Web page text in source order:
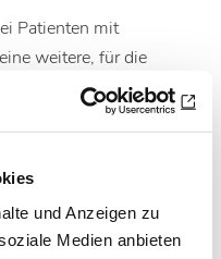
und Anzeigen zu
Medien anbieten
Patienten mit
weitere, für die
Therapie geprüft,
Leukämiezellen
gehen die bösartigen
zugrunde.